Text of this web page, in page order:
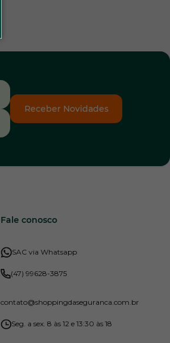
Receber Novidades
Fale conosco
SAC via Whatsapp
(47) 99628-3875
contato@shoppingdaseguranca.com.br
Seg. a sex. 8 às 12 e 13:30 às 18